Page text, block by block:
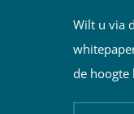
Wilt u via
de hoogte